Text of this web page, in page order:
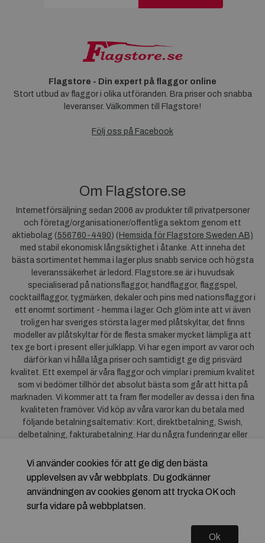
Flagstore - Din expert på flaggor online
Stort utbud av flaggor i olika utföranden. Bra priser och snabba
leveranser. Välkommen till Flagstore!
Följ oss på Facebook
Om Flagstore.se
Internetförsäljning sedan 2006 av produkter till privatpersoner
och företag/organisationer/offentliga sektorn genom ett
aktiebolag (556760-4490) ( Hemsida för Flagstore Sweden AB)
med stabil ekonomisk långsiktighet i åtanke. Att inneha det
bästa sortimentet hemma i lager plus snabb service och högsta
leveranssäkerhet är ledord. Flagstore.se är i huvudsak
specialiserad på nationsflaggor, handflaggor, flaggspel,
cocktailflaggor, tygmärken, dekaler och pins med nationsflaggor i
ett enormt sortiment - hemma i lager. Och glöm inte att vi även
troligen har sveriges största lager med plåtskyltar, det finns
modeller av plåtskyltar för de flesta smaker mycket lämpliga att
tex ge bort i present eller julklapp. Vi har egen import av varor och
därför kan vi hålla låga priser och samtidigt ge dig prisvärd
kvalitet. Ett exempel är våra flaggor och vimplar i premium kvalitet
som vi bedömer tillhör det absolut bästa som går att hitta på
marknaden. Vi kommer att ta fram fler modeller av dessa i den fina
kvaliteten framöver. Vid köp av våra varor kan du betala med
följande betalningsalternativ: Kort, direktbetalning, Swish,
delbetalning, fakturabetalning. Har du några funderingar eller
dig till oss. För frågor kring Klarna kan duklicka här
Vi använder cookies för att ge dig den bästa
upplevelsen av vår webbplats. Du godkänner
användningen av cookies genom att trycka OK och
surfa vidare på webbplatsen.
Ok